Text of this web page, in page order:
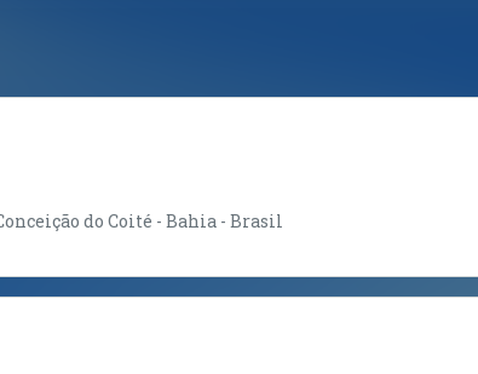
do Coité - Bahia - Brasil